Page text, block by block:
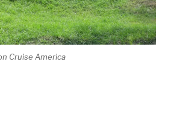
Cruise America